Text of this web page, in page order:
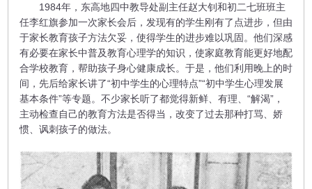
1984年，东高地四中教导处副主任赵大钊和初二七班班主
任李红旗参加一次家长会后，发现有的学生刚有了点进步，但由
于家长教育孩子方法欠妥，使得学生的进步难以巩固。他们深感
有必要在家长中普及教育心理学的知识，使家庭教育能更好地配
合学校教育，帮助孩子身心健康成长。于是，他们利用晚上的时
间，先后给家长讲了“初中学生的心理特点”“初中学生心理发展
基本条件”等专题。不少家长听了都觉得新鲜、有理、“解渴”，
主动检查自己的教育方法是否得当，改变了过去那种打骂、娇
惯、讽刺孩子的做法。